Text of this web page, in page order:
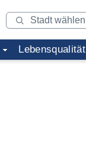
Lebensqualität